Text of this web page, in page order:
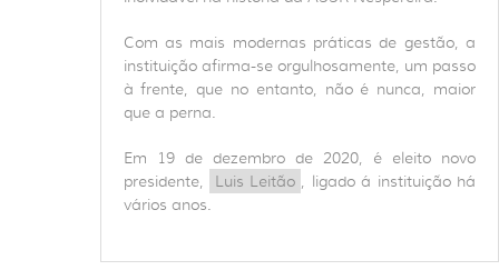
Com as mais modernas práticas de gestão, a
instituição afirma-se orgulhosamente, um passo
à frente, que no entanto, não é nunca, maior
que a perna.
Em 19 de dezembro de 2020, é eleito novo
presidente,
Luis Leitão , ligado á instituição há
vários anos.